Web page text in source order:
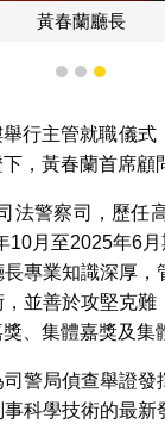
黃春蘭廳長
1 2 3
行主管就職儀
，黃春蘭首席顧
法警察司，歷任
月至2025年6
專業知識深厚
並善於攻堅克難
、集體嘉獎及集
警局偵查舉證
科學技術的最